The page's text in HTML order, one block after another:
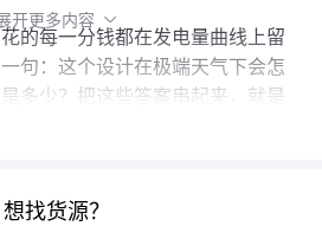
的每一分钱都在发电量曲线上留
句：这个设计在极端天气下会怎
多少？把这些答案串起来，就是
开更多内容 
想找货源？